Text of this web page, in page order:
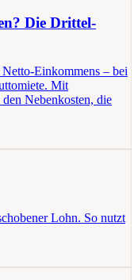
Die Drittel-
Einkommens – bei
Mit
Nebenkosten, die
Lohn. So nutzt